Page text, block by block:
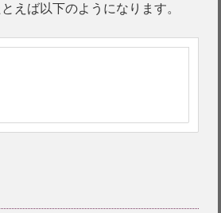
えば以下のようになります。